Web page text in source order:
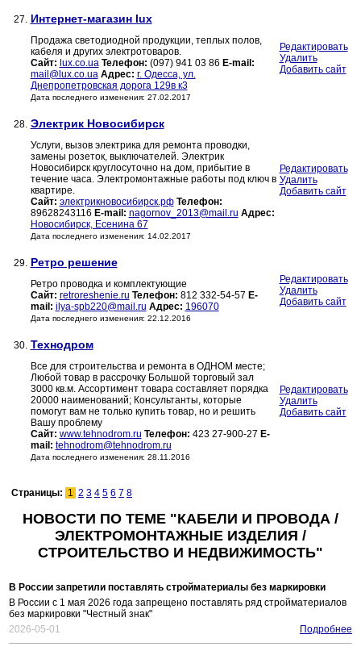
27. Интернет-магазин lux
Продажа светодиодной продукции, теплых полов,
кабеля и других электротоваров.
Сайт: lux.co.ua Телефон: (097) 941 03 86 E-mail:
mail@lux.co.ua Адрес: г. Одесса, ул.
Днепропетровская дорога 129в к3
Дата последнего изменения: 27.02.2017
Редактировать
Удалить
Добавить сайт
28. Электрик Новосибирск
Услуги, вызов электрика для ремонта проводки,
замены розеток, выключателей. Электрик
Новосибирск круглосуточно на дом, прибытие в
течение часа. Электромонтажные работы под ключ в
квартире.
Сайт: электрикновосибирск.рф Телефон:
89628243116 E-mail: nagornov_2013@mail.ru Адрес:
Новосибирск, Есенина 67
Дата последнего изменения: 14.02.2017
Редактировать
Удалить
Добавить сайт
29. Ретро решение
Ретро проводка и комплектующие
Сайт: retroreshenie.ru Телефон: 812 332-54-57 E-
mail: ilya-spb220@mail.ru Адрес: 196070
Дата последнего изменения: 22.12.2016
Редактировать
Удалить
Добавить сайт
30. Технодром
Все для строительства и ремонта в ОДНОМ месте;
Любой товар в рассрочку Большой торговый зал
3000 кв.м. Ассортимент товара составляет порядка
20000 наименований; Консультанты, которые
помогут вам не только купить товар, но и решить
Вашу проблему
Сайт: www.tehnodrom.ru Телефон: 423 27-900-27 E-
mail: tehnodrom@tehnodrom.ru
Дата последнего изменения: 28.11.2016
Редактировать
Удалить
Добавить сайт
Страницы: 1 2 3 4 5 6 7 8
НОВОСТИ ПО ТЕМЕ "КАБЕЛИ И ПРОВОДА /
ЭЛЕКТРОМОНТАЖНЫЕ ИЗДЕЛИЯ /
СТРОИТЕЛЬСТВО И НЕДВИЖИМОСТЬ"
В России запретили поставлять стройматериалы без маркировки
В России с 1 мая 2026 года запрещено поставлять ряд стройматериалов
без маркировки "Честный знак"
2026-05-01
Подробнее